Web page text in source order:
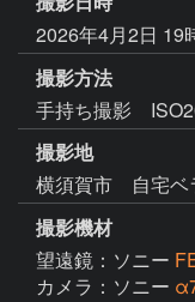
2026年4月2日 19
撮影方法
手持ち撮影
撮影地
横須賀市 自宅ベ
撮影機材
望遠鏡：ソニー
カメラ：ソニー